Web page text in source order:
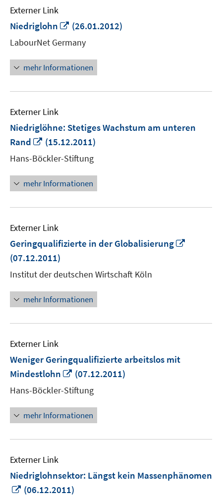
Externer Link
Niedriglohn
In
Fenster
öffnen
(26.01.2012)
LabourNet Germany
mehr Informationen
Externer Link
Niedriglöhne: Stetiges Wachstum am unteren
Rand
In
neuem
Fenster
öffnen
(15.12.2011)
Hans-Böckler-Stiftung
mehr Informationen
Externer Link
Geringqualifizierte in der Globalisierung
(07.12.2011)
Institut der deutschen Wirtschaft Köln
mehr Informationen
Externer Link
Weniger Geringqualifizierte arbeitslos mit
Mindestlohn
In
neuem
Fenster
öffnen
(07.12.2011)
Hans-Böckler-Stiftung
mehr Informationen
Externer Link
Niedriglohnsektor: Längst kein Massenphänomen
In
(06.12.2011)